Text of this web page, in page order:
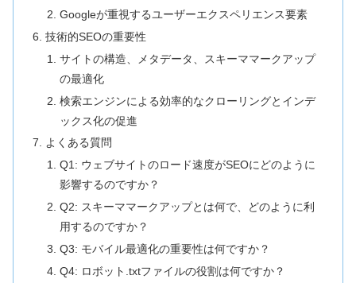
Googleが重視するユーザーエクスペリエンス要素
技術的SEOの重要性
サイトの構造、メタデータ、スキーママークアップ
の最適化
検索エンジンによる効率的なクローリングとインデ
ックス化の促進
よくある質問
Q1: ウェブサイトのロード速度がSEOにどのように
影響するのですか？
Q2: スキーママークアップとは何で、どのように利
用するのですか？
Q3: モバイル最適化の重要性は何ですか？
Q4: ロボット.txtファイルの役割は何ですか？